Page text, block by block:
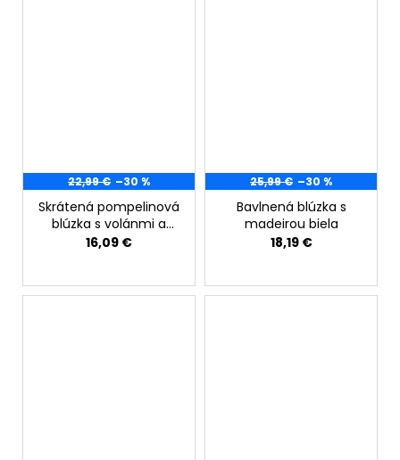
22,99 € –30 %
Skrátená pompelinová
blúzka s volánmi a
výšivkami oranžová
16,09 €
25,99 € –30 %
Bavlnená blúzka s
madeirou biela
18,19 €